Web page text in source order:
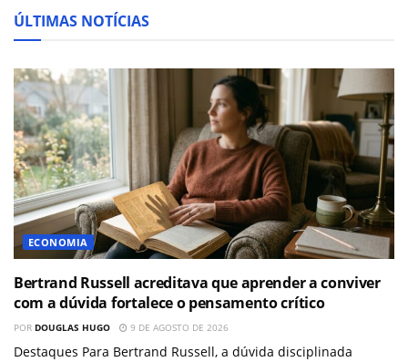
ÚLTIMAS NOTÍCIAS
ECONOMIA
Bertrand Russell acreditava que aprender a conviver
com a dúvida fortalece o pensamento crítico
POR DOUGLAS HUGO 9 DE AGOSTO DE 2026
Destaques Para Bertrand Russell, a dúvida disciplinada